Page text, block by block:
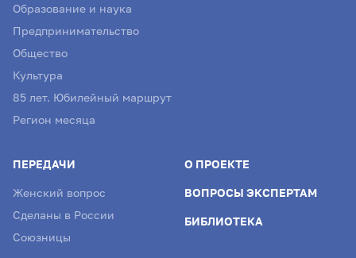
Образование и наука
Предпринимательство
Общество
Культура
85 лет. Юбилейный маршрут
Регион месяца
ПЕРЕДАЧИ
Женский вопрос
Сделаны в России
Союзницы
О ПРОЕКТЕ
ВОПРОСЫ ЭКСПЕРТАМ
БИБЛИОТЕКА